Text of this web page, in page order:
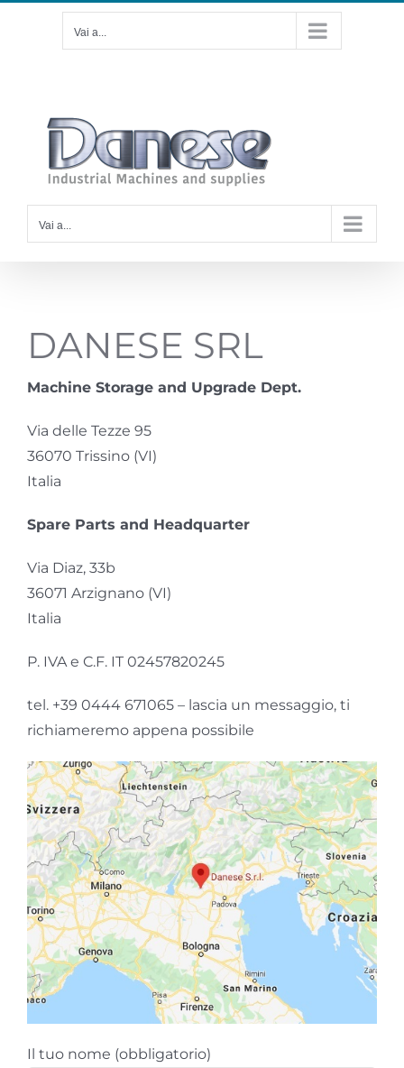
Vai a...
Vai a...
DANESE SRL
Machine Storage and Upgrade Dept.
Via delle Tezze 95
36070 Trissino (VI)
Italia
Spare Parts and Headquarter
Via Diaz, 33b
36071 Arzignano (VI)
Italia
P. IVA e C.F. IT 02457820245
tel. +39 0444 671065 – lascia un messaggio, ti
richiameremo appena possibile
Il tuo nome (obbligatorio)